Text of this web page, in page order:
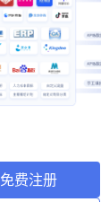
免费注册